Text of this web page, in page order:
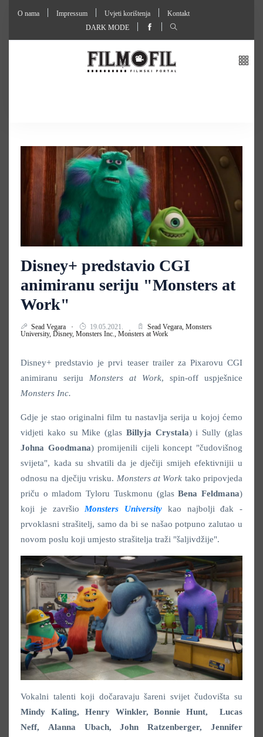
O nama Impressum Uvjeti korištenja
Kontakt
DARK MODE
Disney+ predstavio CGI
animiranu seriju "Monsters at
Work"
Sead Vegara 19.05.2021. Sead Vegara, Monsters
University, Disney, Monsters Inc., Monsters at Work
Disney+ predstavio je prvi teaser trailer za Pixarovu CGI
animiranu seriju Monsters at Work, spin-off uspješnice
Monsters Inc.
Gdje je stao originalni film tu nastavlja serija u kojoj ćemo
vidjeti kako su Mike (glas Billyja Crystala) i Sully (glas
Johna Goodmana) promijenili cijeli koncept "čudovišnog
svijeta", kada su shvatili da je dječiji smijeh efektivnijii u
odnosu na dječiju vrisku. Monsters at Work tako pripovjeda
priču o mladom Tyloru Tuskmonu (glasBena Feldmana)
koji je završio Monsters University kao najbolji đak -
prvoklasni strašitelj, samo da bi se našao potpuno zalutao u
novom poslu koji umjesto strašitelja traži "šaljivdžije".
Vokalni talenti koji dočaravaju šareni svijet čudovišta su
Mindy Kaling, Henry Winkler, Bonnie Hunt, Lucas
Neff, Alanna Ubach, John Ratzenberger, Jennifer